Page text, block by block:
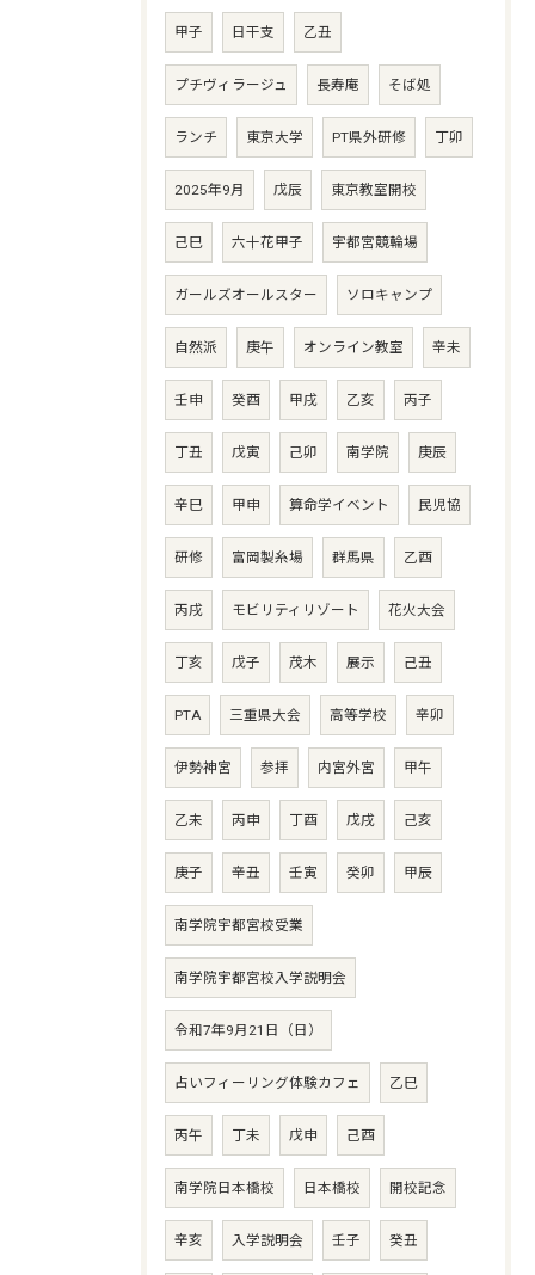
甲子 日干支 乙丑
プチヴィラージュ 長寿庵 そば処
ランチ 東京大学 PT県外研修 丁卯
2025年9月 戊辰 東京教室開校
己巳 六十花甲子 宇都宮競輪場
ガールズオールスター ソロキャンプ
自然派 庚午 オンライン教室 辛未
壬申 癸酉 甲戌 乙亥 丙子
丁丑 戊寅 己卯 南学院 庚辰
辛巳 甲申 算命学イベント 民児協
研修 富岡製糸場 群馬県 乙酉
丙戌 モビリティリゾート 花火大会
丁亥 戊子 茂木 展示 己丑
PTA 三重県大会 高等学校 辛卯
伊勢神宮 参拝 内宮外宮 甲午
乙未 丙申 丁酉 戊戌 己亥
庚子 辛丑 壬寅 癸卯 甲辰
南学院宇都宮校受業
南学院宇都宮校入学説明会
令和7年9月21日（日）
占いフィーリング体験カフェ 乙巳
丙午 丁未 戊申 己酉
南学院日本橋校 日本橋校 開校記念
辛亥 入学説明会 壬子 癸丑